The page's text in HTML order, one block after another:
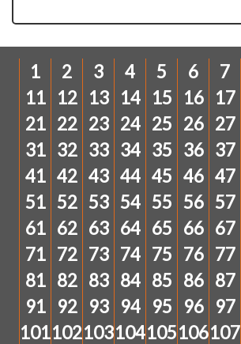
1 2 3 4 5 6 7
11
12 13 14 15 16 17
21 22 23 24 25 26 27
31 32 33 34 35 36 37
41 42 43 44 45 46 47
51 52 53 54 55 56 57
61 62 63 64 65 66 67
71 72 73 74 75 76 77
81 82 83 84 85 86 87
91
92 93 94 95 96 97
101102103104105106107